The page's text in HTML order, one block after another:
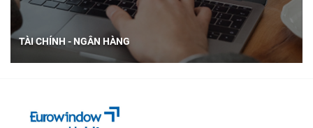
TÀI CHÍNH - NGÂN HÀNG